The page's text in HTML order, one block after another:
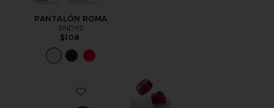
PANTALÓN ROMA
SNDYS
$108
Favorite GOMITAS DE VITAMINA CHILL